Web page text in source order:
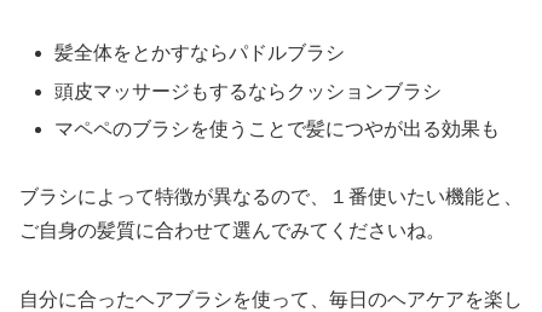
髪全体をとかすならパドルブラシ
頭皮マッサージもするならクッションブラシ
マペペのブラシを使うことで髪につやが出る効果も
ブラシによって特徴が異なるので、１番使いたい機能と、
ご自身の髪質に合わせて選んでみてくださいね。
自分に合ったヘアブラシを使って、毎日のヘアケアを楽し